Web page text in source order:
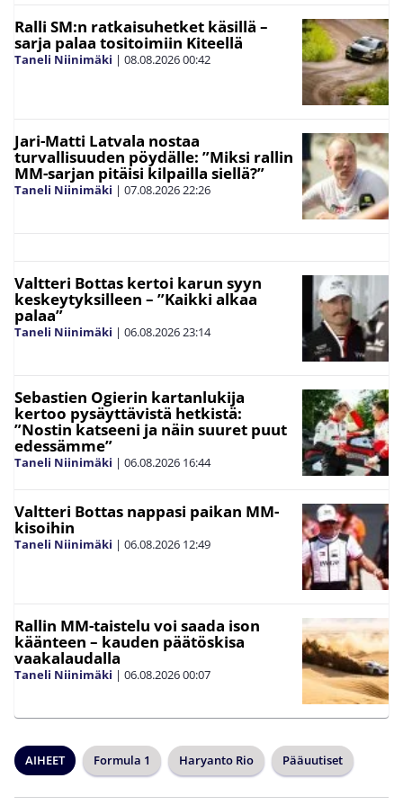
Ralli SM:n ratkaisuhetket käsillä –
sarja palaa tositoimiin Kiteellä
Taneli Niinimäki | 08.08.202600:42
Jari-Matti Latvala nostaa
turvallisuuden pöydälle: ”Miksi rallin
MM-sarjan pitäisi kilpailla siellä?”
Taneli Niinimäki | 07.08.202622:26
Valtteri Bottas kertoi karun syyn
keskeytyksilleen – ”Kaikki alkaa
palaa”
Taneli Niinimäki | 06.08.202623:14
Sebastien Ogierin kartanlukija
kertoo pysäyttävistä hetkistä:
”Nostin katseeni ja näin suuret puut
edessämme”
Taneli Niinimäki | 06.08.2026 16:44
Valtteri Bottas nappasi paikan MM-
kisoihin
Taneli Niinimäki | 06.08.2026 12:49
Rallin MM-taistelu voi saada ison
käänteen – kauden päätöskisa
vaakalaudalla
Taneli Niinimäki | 06.08.202600:07
AIHEET Formula 1 Haryanto Rio Pääuutiset